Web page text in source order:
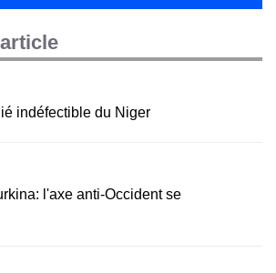
indéfectible du Niger
l'axe anti-Occident se